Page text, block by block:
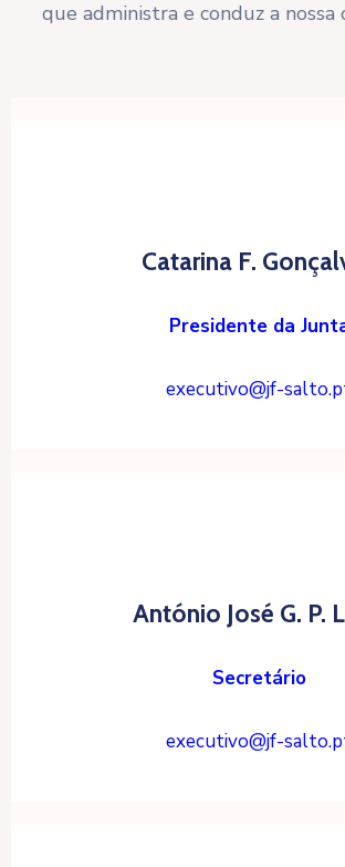
que administra e conduz a nossa
Catarina F.
Presidente da
executivo@jf-
António José G. P.
Secretário
executivo@jf-